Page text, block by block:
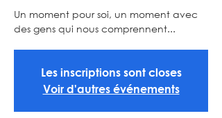
Un moment pour soi, un moment avec
des gens qui nous comprennent...
Les inscriptions sont closes
Voir d'autres événements